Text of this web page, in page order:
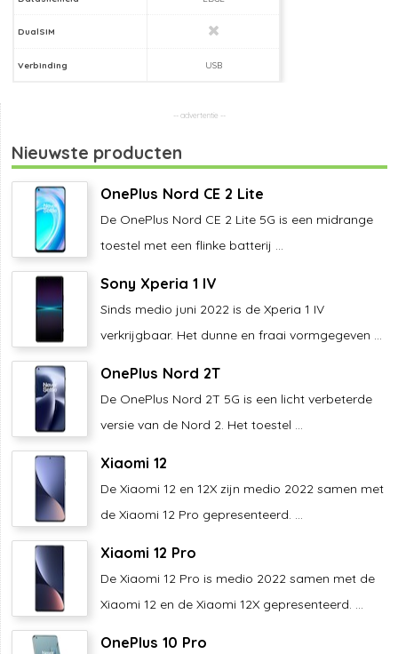
DualSIM
Verbinding USB
Nieuwste producten
OnePlus Nord CE 2 Lite
De OnePlus Nord CE 2 Lite 5G is een midrange
toestel met een flinke batterij ...
Sony Xperia 1 IV
Sinds medio juni 2022 is de Xperia 1 IV
verkrijgbaar. Het dunne en fraai vormgegeven ...
OnePlus Nord 2T
De OnePlus Nord 2T 5G is een licht verbeterde
versie van de Nord 2. Het toestel ...
Xiaomi 12
De Xiaomi 12 en 12X zijn medio 2022 samen met
de Xiaomi 12 Pro gepresenteerd. ...
Xiaomi 12 Pro
De Xiaomi 12 Pro is medio 2022 samen met de
Xiaomi 12 en de Xiaomi 12X gepresenteerd. ...
OnePlus 10 Pro